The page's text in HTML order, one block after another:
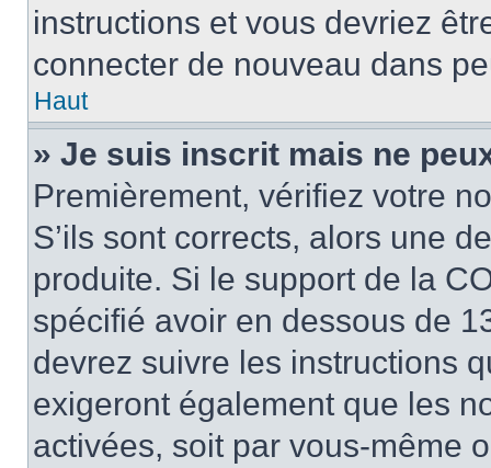
instructions et vous devriez
connecter de nouveau dans
Haut
» Je suis inscrit mais ne
Premièrement, vérifiez votre
S’ils sont corrects, alors une
produite. Si le support de la
spécifié avoir en dessous de
devrez suivre les instructions
exigeront également que les
activées, soit par vous-même